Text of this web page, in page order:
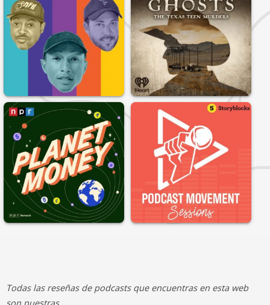
Todas las reseñas de podcasts que encuentras en esta web